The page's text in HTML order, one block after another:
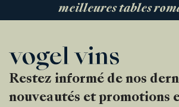
meilleures tables
Restez informé de nos
nouveautés et promotions